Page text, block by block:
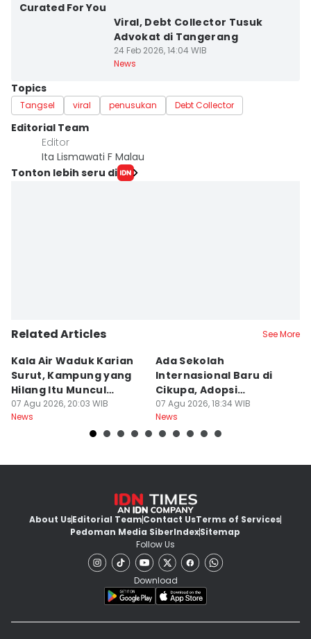
Curated For You
Viral, Debt Collector Tusuk
Advokat di Tangerang
24 Feb 2026, 14:04 WIB
News
Topics
Tangsel viral penusukan Debt Collector
Editorial Team
Editor
Ita Lismawati F Malau
Tonton lebih seru di
Related Articles See More
Kala Air Waduk Karian
Surut, Kampung yang
Hilang Itu Muncul
Kembali
07 Agu 2026, 20:03 WIB
News
Ada Sekolah
Internasional Baru di
Cikupa, Adopsi
Kurikulum Singapura
07 Agu 2026, 18:34 WIB
News
About UsEditorial TeamContact UsTerms of Services
Pedoman Media SiberIndexSitemap
Follow Us
Download